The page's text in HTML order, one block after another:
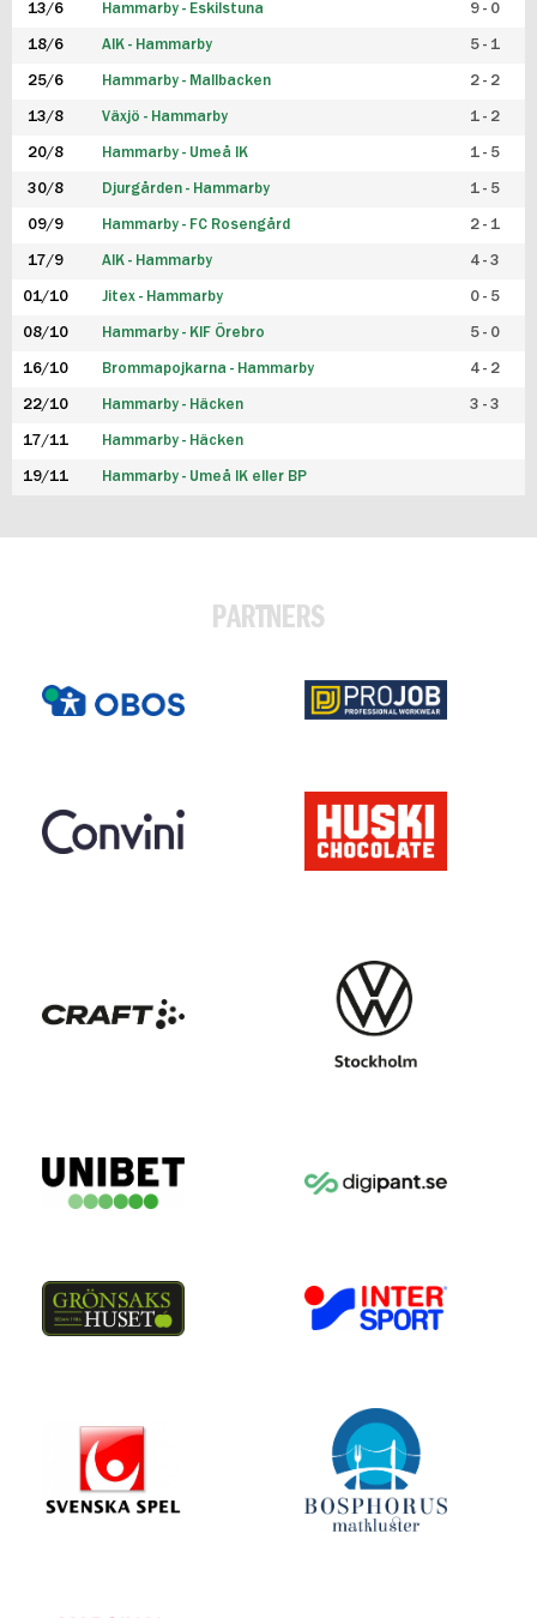
13/6 Hammarby - Eskilstuna 9 - 0
18/6 AIK - Hammarby 5 - 1
25/6 Hammarby - Mallbacken 2 - 2
13/8 Växjö - Hammarby 1 - 2
20/8 Hammarby - Umeå IK 1 - 5
30/8 Djurgården - Hammarby 1 - 5
09/9 Hammarby - FC Rosengård 2 - 1
17/9 AIK - Hammarby 4 - 3
01/10 Jitex - Hammarby 0 - 5
08/10 Hammarby - KIF Örebro 5 - 0
16/10 Brommapojkarna - Hammarby 4 - 2
22/10 Hammarby - Häcken 3 - 3
17/11 Hammarby - Häcken
19/11 Hammarby - Umeå IK eller BP
PARTNERS